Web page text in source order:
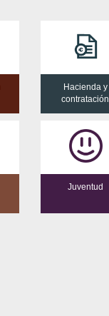
Hacienda y
contratación
Juventud